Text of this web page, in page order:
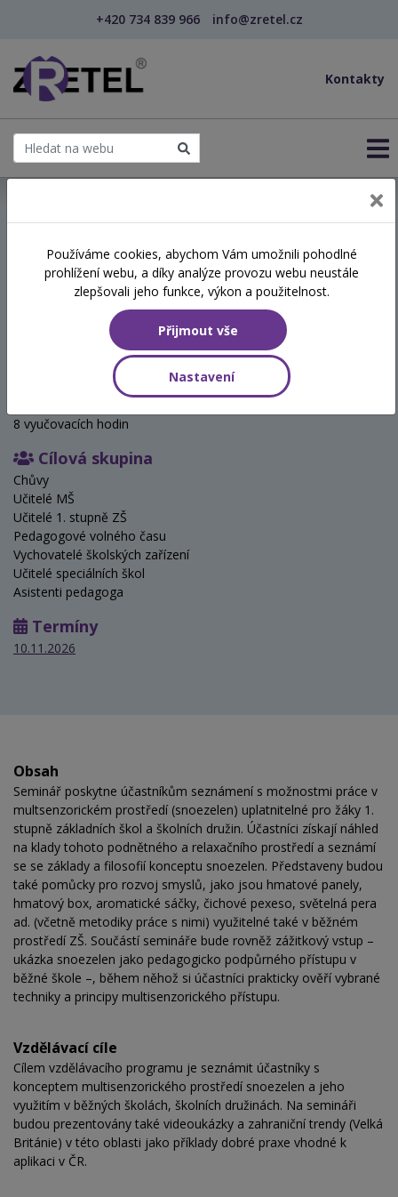
+420 734 839 966 info@zretel.cz
Kontakty
šablony
Úvod do práce s žáky v
multisenzorickém prostředí
(snoezelen)
Hodinová dotace
8 vyučovacích hodin
Cílová skupina
Chůvy
Učitelé MŠ
Učitelé 1. stupně ZŠ
Pedagogové volného času
Vychovatelé školských zařízení
Učitelé speciálních škol
Asistenti pedagoga
Termíny
10.11.2026
Obsah
Seminář poskytne účastníkům seznámení s možnostmi práce v
multsenzorickém prostředí (snoezelen) uplatnitelné pro žáky 1.
stupně základních škol a školních družin. Účastníci získají náhled
na klady tohoto podnětného a relaxačního prostředí a seznámí
se se základy a filosofií konceptu snoezelen. Představeny budou
také pomůcky pro rozvoj smyslů, jako jsou hmatové panely,
hmatový box, aromatické sáčky, čichové pexeso, světelná pera
ad. (včetně metodiky práce s nimi) využitelné také v běžném
prostředí ZŠ. Součástí semináře bude rovněž zážitkový vstup –
ukázka snoezelen jako pedagogicko podpůrného přístupu v
běžné škole –, během něhož si účastníci prakticky ověří vybrané
techniky a principy multisenzorického přístupu.
Vzdělávací cíle
Cílem vzdělávacího programu je seznámit účastníky s
konceptem multisenzorického prostředí snoezelen a jeho
využitím v běžných školách, školních družinách. Na semináři
budou prezentovány také videoukázky a zahraniční trendy (Velká
Británie) v této oblasti jako příklady dobré praxe vhodné k
aplikaci v ČR.
Používáme cookies, abychom Vám umožnili pohodlné
prohlížení webu, a díky analýze provozu webu neustále
zlepšovali jeho funkce, výkon a použitelnost.
Přijmout vše
Nastavení